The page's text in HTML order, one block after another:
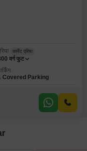
कार्पेट एरिया
वर्ग फुट
Covered Parking